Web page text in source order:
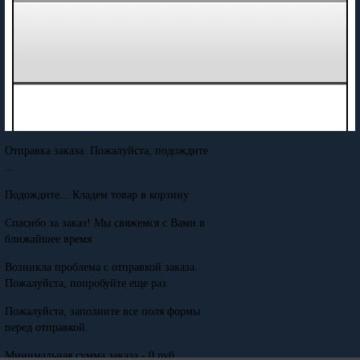
Отправка заказа. Пожалуйста, подождите
...
Подождите... Кладем товар в корзину
Спасибо за заказ! Мы свяжемся с Вами в
ближайшее время
Возникла проблема с отправкой заказа.
Пожалуйста, попробуйте еще раз.
Пожалуйста, заполните все поля формы
перед отправкой.
Минимальная сумма заказа - 0 руб.